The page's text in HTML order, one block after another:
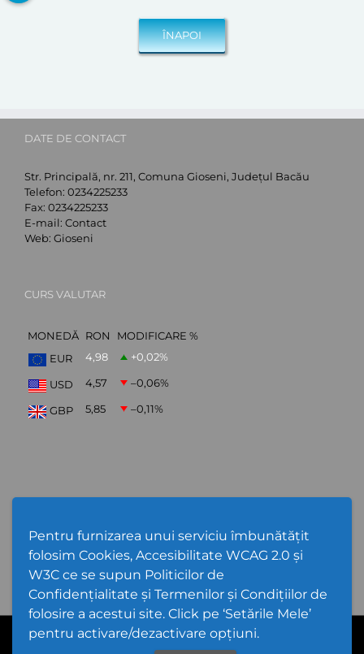
Pentru furnizarea unui serviciu îmbunătățit
folosim Cookies, Accesibilitate WCAG 2.0 și
W3C ce se supun Politicilor de
Confidențialitate și Termenilor și Condițiilor de
folosire a acestui site. Click pe ‘Setările Mele’
pentru activare/dezactivare opțiuni.
DATE DE CONTACT
Str. Principală, nr. 211, Comuna Gioseni, Județul Bacău
Telefon: 0234225233
Fax: 0234225233
E-mail: Contact
Web: Gioseni
CURS VALUTAR
MONEDĂ RON
MODIFICARE %
EUR
4,98 +0,02%
USD 4,57 –0,06%
GBP 5,85 –0,11%
Cod Județ 4 | Județul Bacău | Tipul UAT - 14 - C - Comună |